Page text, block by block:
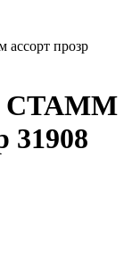
прозр
СТАММ
31908